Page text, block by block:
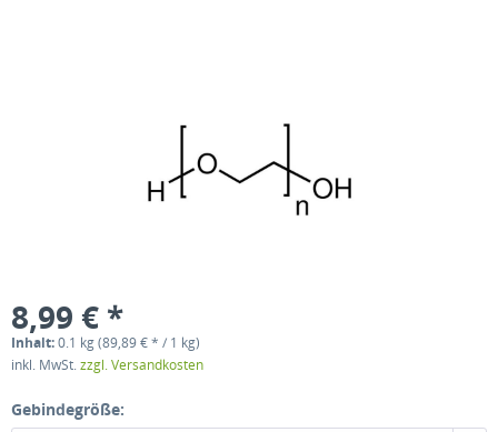
8,99 € *
Inhalt:0.1 kg (89,89 € * / 1 kg)
inkl. MwSt.zzgl. Versandkosten
Gebindegröße: